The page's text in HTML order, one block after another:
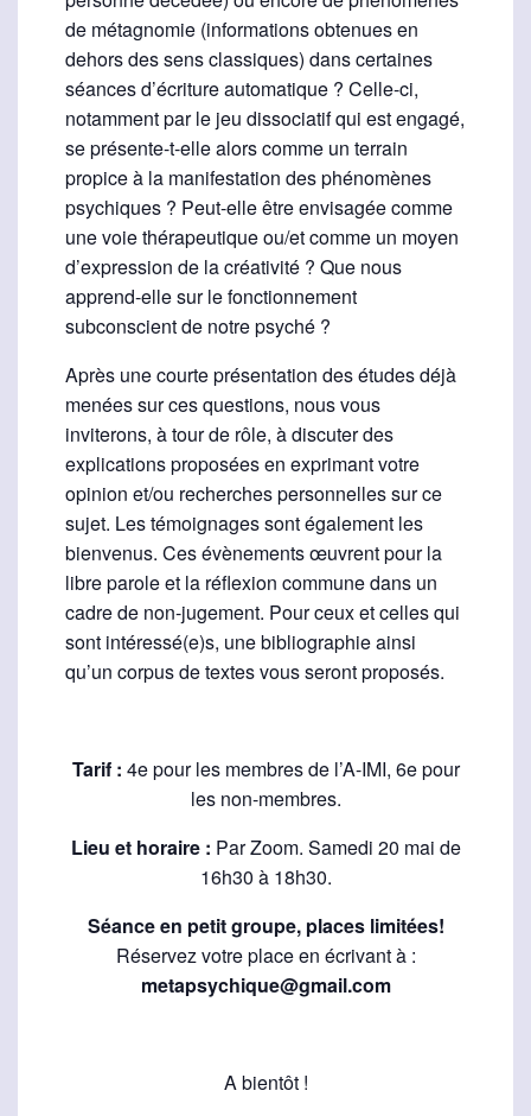
de métagnomie (informations obtenues en
dehors des sens classiques) dans certaines
séances d’écriture automatique ? Celle-ci,
notamment par le jeu dissociatif qui est engagé,
se présente-t-elle alors comme un terrain
propice à la manifestation des phénomènes
psychiques ? Peut-elle être envisagée comme
une voie thérapeutique ou/et comme un moyen
d’expression de la créativité ? Que nous
apprend-elle sur le fonctionnement
subconscient de notre psyché ?
Après une courte présentation des études déjà
menées sur ces questions, nous vous
inviterons, à tour de rôle, à discuter des
explications proposées en exprimant votre
opinion et/ou recherches personnelles sur ce
sujet. Les témoignages sont également les
bienvenus. Ces évènements œuvrent pour la
libre parole et la réflexion commune dans un
cadre de non-jugement. Pour ceux et celles qui
sont intéressé(e)s, une bibliographie ainsi
qu’un corpus de textes vous seront proposés.
Tarif : 4e pour les membres de l’A-IMI, 6e pour
les non-membres.
Lieu et horaire : Par Zoom. Samedi 20 mai de
16h30 à 18h30.
Séance en petit groupe, places limitées!
Réservez votre place en écrivant à :
metapsychique@gmail.com
A bientôt !